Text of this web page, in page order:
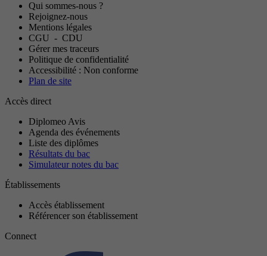
Qui sommes-nous ?
Rejoignez-nous
Mentions légales
CGU - CDU
Gérer mes traceurs
Politique de confidentialité
Accessibilité : Non conforme
Plan de site
Accès direct
Diplomeo Avis
Agenda des événements
Liste des diplômes
Résultats du bac
Simulateur notes du bac
Établissements
Accès établissement
Référencer son établissement
Connect